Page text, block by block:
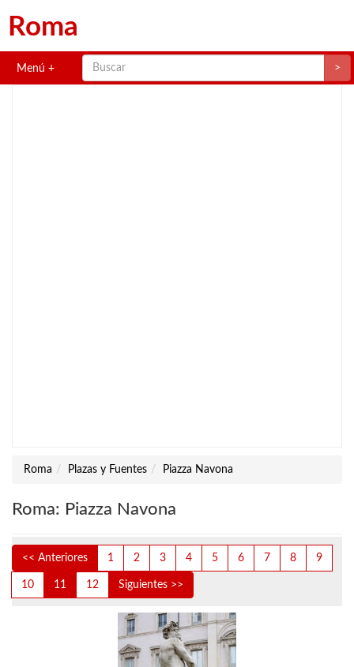
Roma
Menú >
Roma Plazas y Fuentes Piazza Navona
Roma: Piazza Navona
<< Anteriores 1 2 3 4 5 6 7 8 9
10 11 12 Siguientes >>